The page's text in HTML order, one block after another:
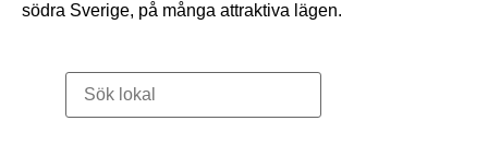
södra Sverige, på många attraktiva lägen.